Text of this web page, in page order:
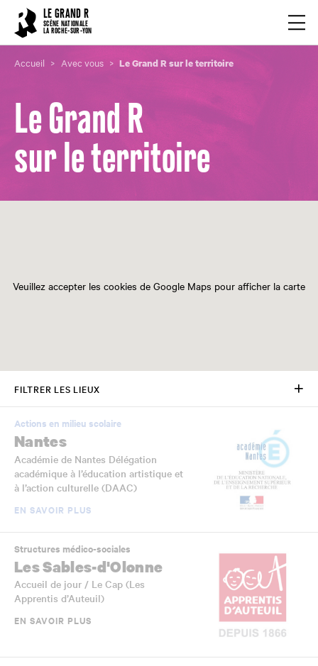
LE GRAND R
SCÈNE NATIONALE
LA ROCHE-SUR-YON
Accueil Avec vous Le Grand R sur le territoire
Le Grand R
sur le territoire
FILTRER LES LIEUX
Actions en milieu scolaire
Nantes
Académie de Nantes Délégation
académique à l’éducation artistique et
à l’action culturelle (DAAC)
EN SAVOIR PLUS
Structures médico-sociales
Les Sables-d'Olonne
Accueil de jour / Le Cap (Les
Apprentis d’Auteuil)
EN SAVOIR PLUS
Cookies management panel